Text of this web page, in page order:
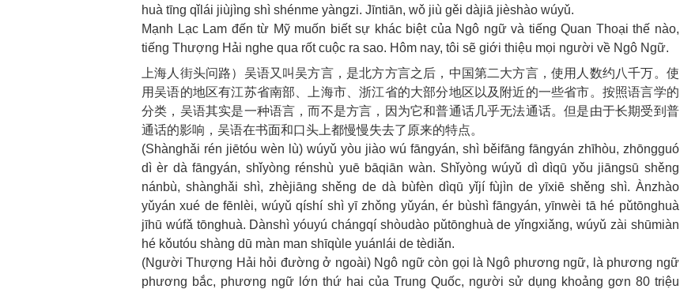
huà tīng qǐlái jiùjìng shì shénme yàngzi. Jīntiān, wǒ jiù gěi dàjiā jièshào wúyǔ.
Mạnh Lạc Lam đến từ Mỹ muốn biết sự khác biệt của Ngô ngữ và tiếng Quan Thoại thế nào,
tiếng Thượng Hải nghe qua rốt cuộc ra sao. Hôm nay, tôi sẽ giới thiệu mọi người về Ngô Ngữ.
上海人街头问路）吴语又叫吴方言，是北方方言之后，中国第二大方言，使用人数约八千万。使
用吴语的地区有江苏省南部、上海市、浙江省的大部分地区以及附近的一些省市。按照语言学的
分类，吴语其实是一种语言，而不是方言，因为它和普通话几乎无法通话。但是由于长期受到普
通话的影响，吴语在书面和口头上都慢慢失去了原来的特点。
(Shànghǎi rén jiētóu wèn lù) wúyǔ yòu jiào wú fāngyán, shì běifāng fāngyán zhīhòu, zhōngguó
dì èr dà fāngyán, shǐyòng rénshù yuē bāqiān wàn. Shǐyòng wúyǔ dì dìqū yǒu jiāngsū shěng
nánbù, shànghǎi shì, zhèjiāng shěng de dà bùfèn dìqū yǐjí fùjìn de yīxiē shěng shì. Ànzhào
yǔyán xué de fēnlèi, wúyǔ qíshí shì yī zhǒng yǔyán, ér bùshì fāngyán, yīnwèi tā hé pǔtōnghuà
jīhū wúfǎ tōnghuà. Dànshì yóuyú chángqí shòudào pǔtōnghuà de yǐngxiǎng, wúyǔ zài shūmiàn
hé kǒutóu shàng dū màn man shīqùle yuánlái de tèdiǎn.
(Người Thượng Hải hỏi đường ở ngoài) Ngô ngữ còn gọi là Ngô phương ngữ, là phương ngữ
phương bắc, phương ngữ lớn thứ hai của Trung Quốc, người sử dụng khoảng gơn 80 triệu